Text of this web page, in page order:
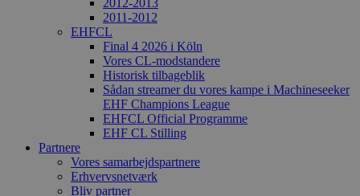
2011-2012
EHFCL
Final 4 2026 i Köln
Vores CL-modstandere
Historisk tilbageblik
Sådan streamer du vores kampe i Machineseeker
EHF Champions League
EHFCL Official Programme
EHF CL Stilling
Partnere
Vores samarbejdspartnere
Erhvervsnetværk
Bliv partner